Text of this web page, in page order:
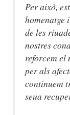
Per això,
homenatge
de les
nostres
reforcem el
per als
continuem
seua